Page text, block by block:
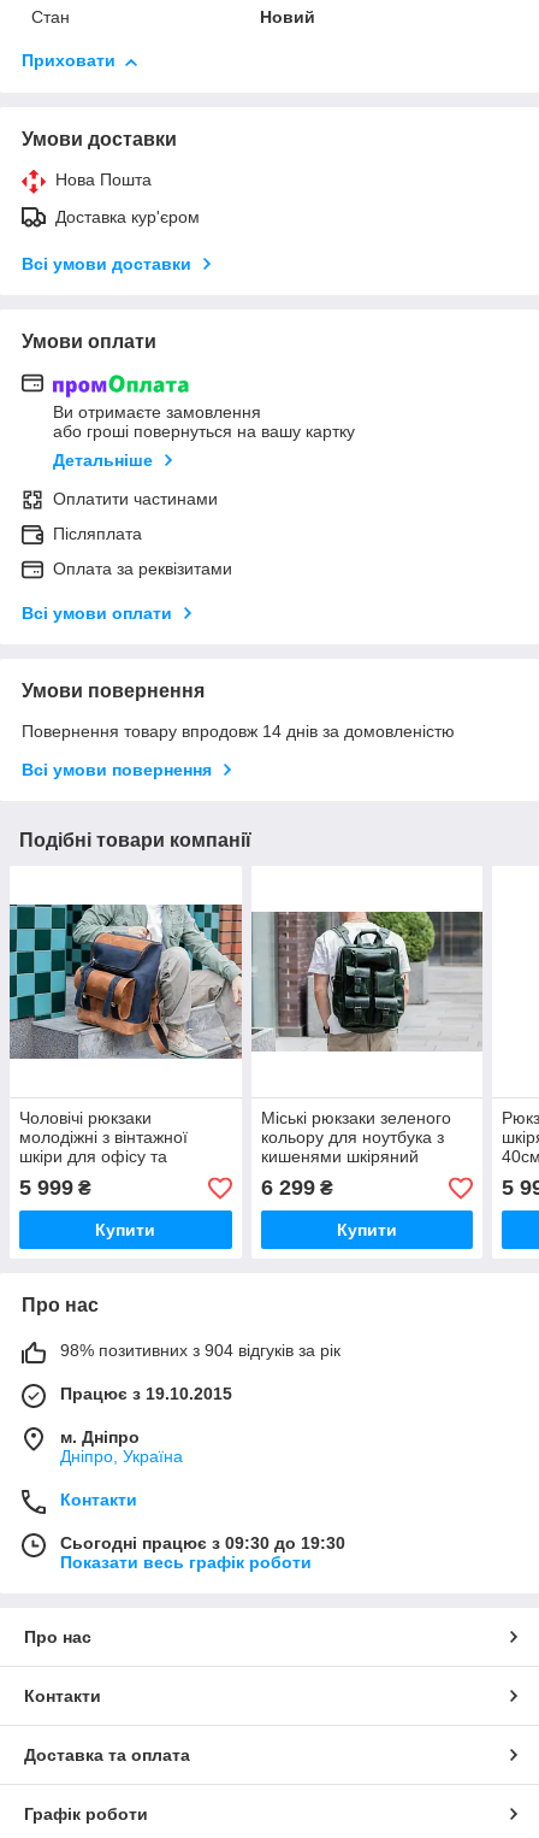
Стан
Новий
Приховати
Умови доставки
Нова Пошта
Доставка кур'єром
Всі умови доставки
Умови оплати
Ви отримаєте замовлення
або гроші повернуться на вашу картку
Детальніше
Оплатити частинами
Післяплата
Оплата за реквізитами
Всі умови оплати
Умови повернення
Повернення товару впродовж 14 днів за домовленістю
Всі умови повернення
Подібні товари компанії
Чоловічі рюкзаки
молодіжні з вінтажної
шкіри для офісу та
подорожей коричневий
40см*29см
5 999 ₴
Купити
Міські рюкзаки зеленого
кольору для ноутбука з
кишенями шкіряний
42см*29см
6 299₴
Купити
5
Про нас
98% позитивних з 904 відгуків за рік
Працює з 19.10.2015
м. Дніпро
Дніпро, Україна
Контакти
Сьогодні працює з 09:30 до 19:30
Показати весь графік роботи
Про нас
Контакти
Доставка та оплата
Графік роботи